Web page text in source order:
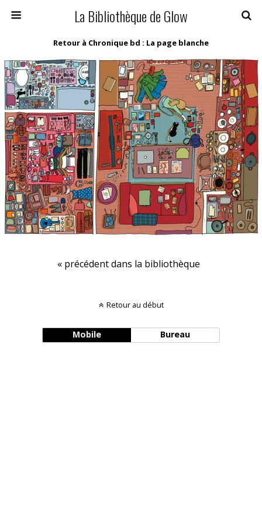
La Bibliothèque de Glow
Retour à Chronique bd : La page blanche
« précédent dans la bibliothèque
Retour au début
Mobile Bureau